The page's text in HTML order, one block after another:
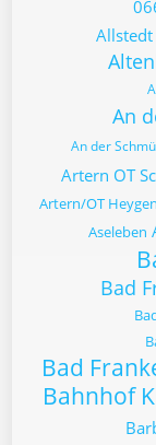
An
An der
Artern OT
Artern/OT
Aseleben
Bad
Bad
Bahnhof